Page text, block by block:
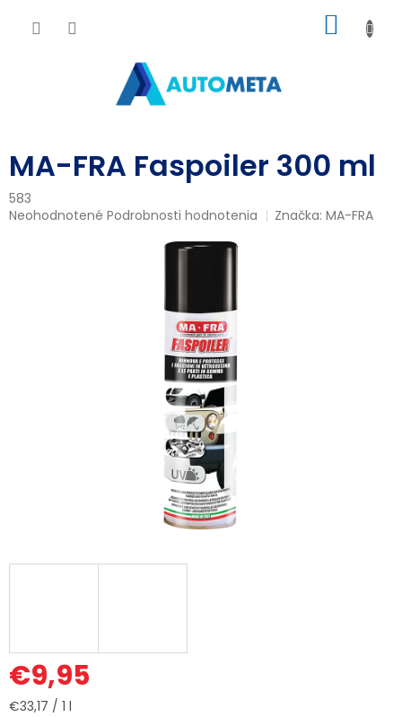
KOŠÍK
MA-FRA Faspoiler 300 ml
583
Priemerné
Neohodnotené Podrobnosti hodnotenia Značka:MA-FRA
€9,95
Jednotková
€33,17 / 1 l